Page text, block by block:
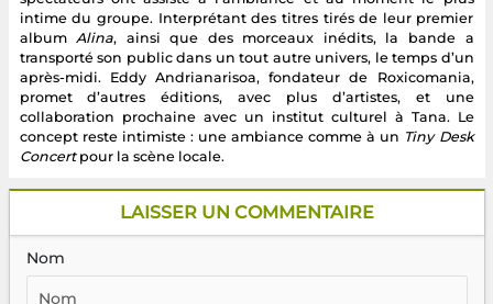
intime du groupe. Interprétant des titres tirés de leur premier
album Alina, ainsi que des morceaux inédits, la bande a
transporté son public dans un tout autre univers, le temps d’un
après-midi. Eddy Andrianarisoa, fondateur de Roxicomania,
promet d’autres éditions, avec plus d’artistes, et une
collaboration prochaine avec un institut culturel à Tana. Le
concept reste intimiste : une ambiance comme à un Tiny Desk
Concertpour la scène locale.
LAISSER UN COMMENTAIRE
Nom